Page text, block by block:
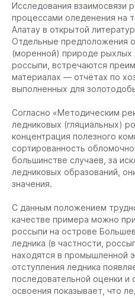
Исследования взаимосвязи
процессами оледенения на
Алатау в открытой
Отдельные предположения
(моренной) природе
россыпи, встречаются
материалах — отчётах по
выполненных для
Согласно «Методическим
ледниковых (гляциальных)
концентрация полезного
сортированность
большинстве случаев, за
ледниковых образований,
значения.
С данным положением
качестве примера можно
россыпи на острове
ледника (в частности,
находятся в промышленной
отступления ледника
последовательной оценки и
освоения показывает, что